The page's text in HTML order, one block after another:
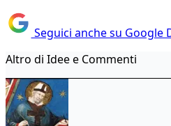
Seguici anche su Google
Altro di Idee e Commenti